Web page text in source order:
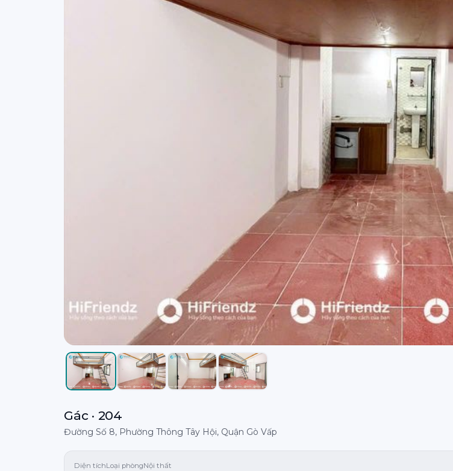
Gác · 204
Đường Số 8, Phường Thông Tây Hội, Quận Gò Vấp
Diện tíchLoại phòngNội thất